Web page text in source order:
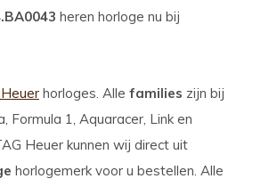
heren horloge nu bij
horloges. Alle families zijn bij
1, Aquaracer, Link en
Heuer kunnen wij direct uit
horlogemerk voor u bestellen. Alle